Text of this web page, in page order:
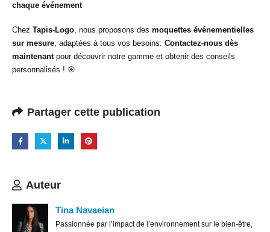
chaque événement
Chez Tapis-Logo , nous proposons des moquettes événementielles
sur mesure , adaptées à tous vos besoins. Contactez-nous dès
maintenant pour découvrir notre gamme et obtenir des conseils
personnalisés ! 🎯
Partager cette publication
Auteur
Tina Navaeian
Passionnée par l’impact de l’environnement sur le bien-être,